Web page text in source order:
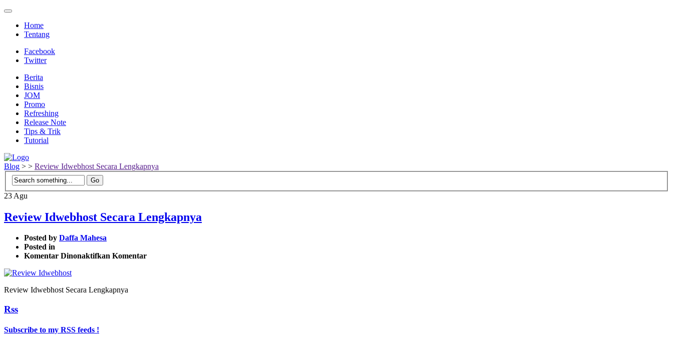
Home
Tentang
Facebook
Twitter
Berita
Bisnis
JOM
Promo
Refreshing
Release Note
Tips & Trik
Tutorial
Blog > > Review Idwebhost Secara Lengkapnya
23 Agu
Review Idwebhost Secara Lengkapnya
Posted by Daffa Mahesa
Posted in
Komentar Dinonaktifkan pada
Lengkapnya
Komentar
Review Idwebhost Secara Lengkapnya
Rss
Subscribe to my RSS feeds !